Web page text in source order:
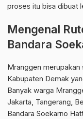
proses itu bisa dibuat
Mengenal
Bandara
Mranggen
Kabupaten Demak
Banyak warga
Jakarta, Tangerang,
Bandara Soekarno